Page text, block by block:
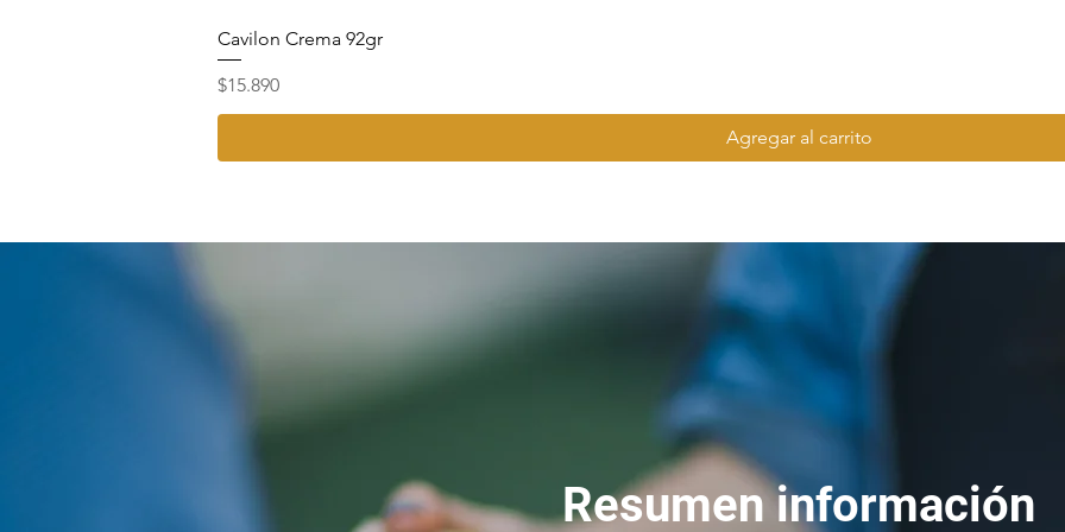
Cavilon Crema 92gr
Precio
$15.890
Agregar al carrito
Resumen información